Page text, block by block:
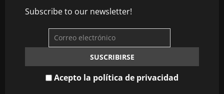
Subscribe to our newsletter!
Acepto la política de privacidad